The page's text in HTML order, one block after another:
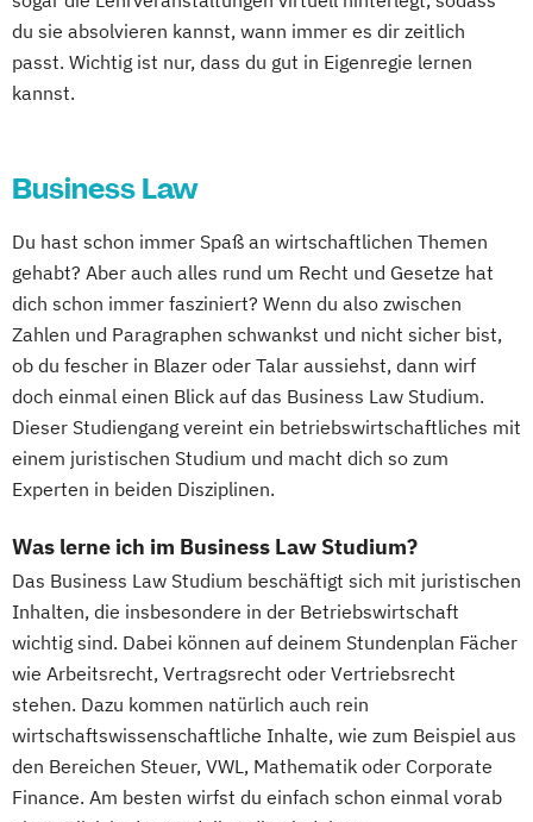
du sie absolvieren kannst, wann immer es dir zeitlich
passt. Wichtig ist nur, dass du gut in Eigenregie lernen
kannst.
Business Law
Du hast schon immer Spaß an wirtschaftlichen Themen
gehabt? Aber auch alles rund um Recht und Gesetze hat
dich schon immer fasziniert? Wenn du also zwischen
Zahlen und Paragraphen schwankst und nicht sicher bist,
ob du fescher in Blazer oder Talar aussiehst, dann wirf
doch einmal einen Blick auf das Business Law Studium.
Dieser Studiengang vereint ein betriebswirtschaftliches mit
einem juristischen Studium und macht dich so zum
Experten in beiden Disziplinen.
Was lerne ich im Business Law Studium?
Das Business Law Studium beschäftigt sich mit juristischen
Inhalten, die insbesondere in der Betriebswirtschaft
wichtig sind. Dabei können auf deinem Stundenplan Fächer
wie Arbeitsrecht, Vertragsrecht oder Vertriebsrecht
stehen. Dazu kommen natürlich auch rein
wirtschaftswissenschaftliche Inhalte, wie zum Beispiel aus
den Bereichen Steuer, VWL, Mathematik oder Corporate
Finance. Am besten wirfst du einfach schon einmal vorab